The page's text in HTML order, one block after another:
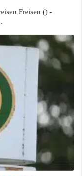
Freisen () -